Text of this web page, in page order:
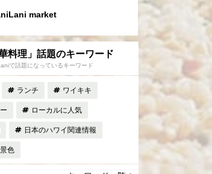
market
華料理」話題のキーワード
で話題になっているキーワード
ランチ ワイキキ
ローカルに人気
日本のハワイ関連情報
色